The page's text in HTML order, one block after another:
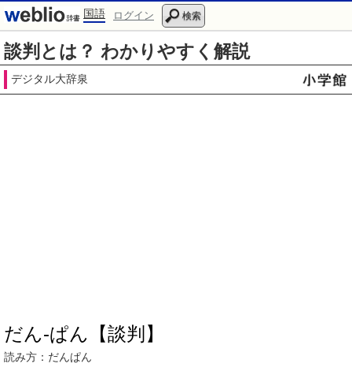
国語 ログイン 検索
談判とは？ わかりやすく解説
デジタル大辞泉
だん‐ぱん【談判】
読み方：だんぱん